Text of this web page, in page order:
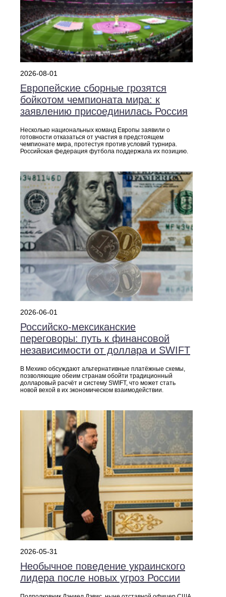
2026-08-01
Европейские сборные грозятся
бойкотом чемпионата мира: к
заявлению присоединилась Россия
Несколько национальных команд Европы заявили о
готовности отказаться от участия в предстоящем
чемпионате мира, протестуя против условий турнира.
Российская федерация футбола поддержала их позицию.
2026-06-01
Российско‑мексиканские
переговоры: путь к финансовой
независимости от доллара и SWIFT
В Мехико обсуждают альтернативные платёжные схемы,
позволяющие обеим странам обойти традиционный
долларовый расчёт и систему SWIFT, что может стать
новой вехой в их экономическом взаимодействии.
2026-05-31
Необычное поведение украинского
лидера после новых угроз России